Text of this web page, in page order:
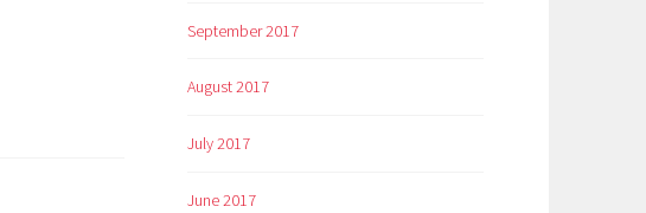
September 2017
August 2017
July 2017
June 2017